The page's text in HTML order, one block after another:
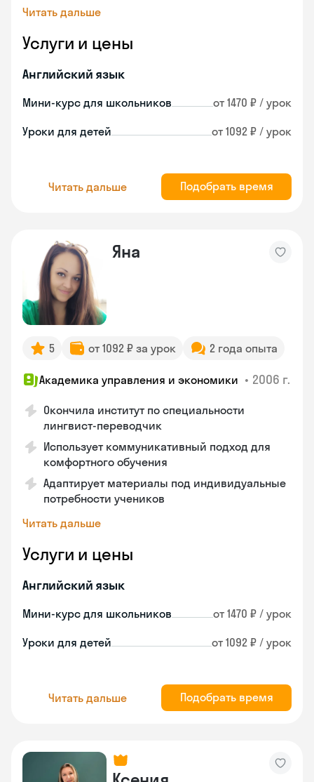
Читать дальше
Услуги и цены
Английский язык
Мини-курс для школьников от 1470 ₽ / урок
Уроки для детей от 1092 ₽ / урок
Читать дальше Подобрать время
Яна
5 от 1092 ₽ за урок 2 года опыта
Академика управления и экономики • 2006 г.
Окончила институт по специальности
лингвист-переводчик
Использует коммуникативный подход для
комфортного обучения
Адаптирует материалы под индивидуальные
потребности учеников
Читать дальше
Услуги и цены
Английский язык
Мини-курс для школьников от 1470 ₽ / урок
Уроки для детей от 1092 ₽ / урок
Читать дальше Подобрать время